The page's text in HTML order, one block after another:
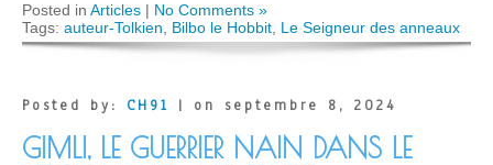
Posted in Articles | No Comments »
Tags: auteur-Tolkien Bilbo le Hobbit Le Seigneur des anneaux
Posted by: CH91 | on septembre 8, 2024
GIMLI, LE GUERRIER NAIN DANS LE